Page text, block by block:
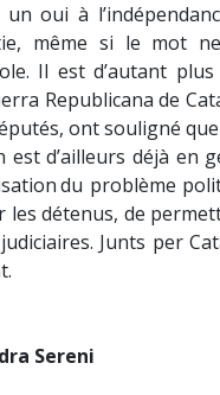
oui à
même si le mot
Il est d’autant
Republicana de
ont souligné
est d’ailleurs déjà en
du problème
les détenus, de
Junts per
Sereni